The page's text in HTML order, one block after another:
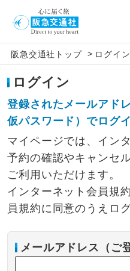
阪急交通社トップ > ログイ
ログイン
登録されたメールアド
仮パスワード）でログ
マイページでは、イン
予約の確認やキャンセ
ご利用いただけます。
インターネット会員規
員規約に同意のうえロ
メールアドレス（ご